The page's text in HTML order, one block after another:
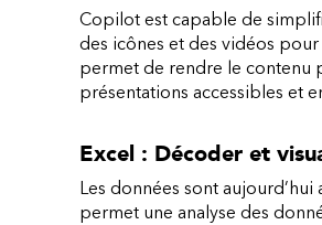
Copilot est capable de
des icônes et des vidéos
permet de rendre le contenu
présentations accessibles et
Excel : Décoder et
Les données sont
permet une analyse des